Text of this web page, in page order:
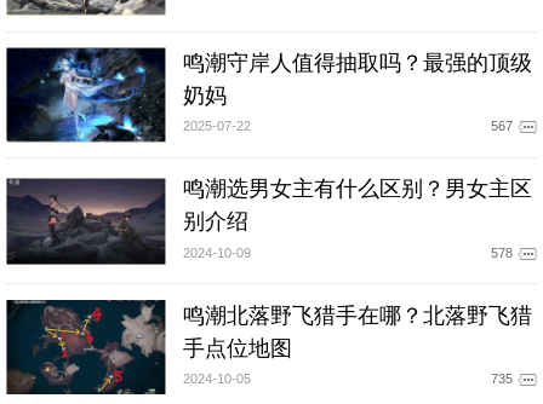
鸣潮守岸人值得抽取吗？最强的顶级
奶妈
2025-07-22 567
鸣潮选男女主有什么区别？男女主区
别介绍
2024-10-09 578
鸣潮北落野飞猎手在哪？北落野飞猎
手点位地图
2024-10-05 735